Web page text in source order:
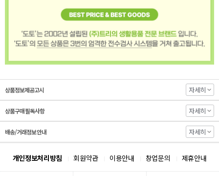
상품정보제공고시 자세히
상품구매 필독사항 자세히
배송/거래정보 안내 자세히
개인정보처리방침 회원약관 이용안내 창업문의 제휴안내